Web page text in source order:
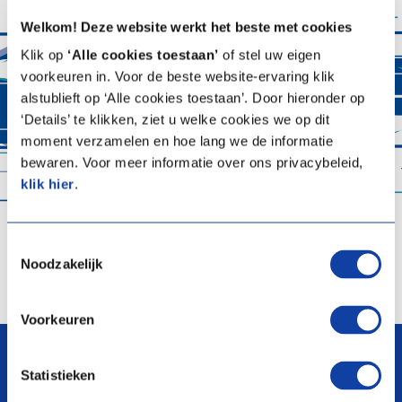
Welkom! Deze website werkt het beste met cookies
Klik op ‘Alle cookies toestaan’ of stel uw eigen
voorkeuren in. Voor de beste website-ervaring klik
alstublieft op ‘Alle cookies toestaan’. Door hieronder op
‘Details’ te klikken, ziet u welke cookies we op dit
moment verzamelen en hoe lang we de informatie
bewaren. Voor meer informatie over ons privacybeleid,
klik hier.
Noodzakelijk
Voorkeuren
Statistieken